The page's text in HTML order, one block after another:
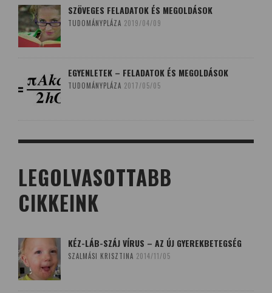
SZÖVEGES FELADATOK ÉS MEGOLDÁSOK
TUDOMÁNYPLÁZA 2019/04/09
EGYENLETEK – FELADATOK ÉS MEGOLDÁSOK
TUDOMÁNYPLÁZA 2017/05/05
LEGOLVASOTTABB
CIKKEINK
KÉZ-LÁB-SZÁJ VÍRUS – AZ ÚJ GYEREKBETEGSÉG
SZALMÁSI KRISZTINA 2014/11/05